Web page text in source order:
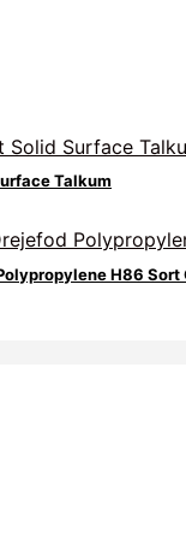
Talkum
H86 Sort